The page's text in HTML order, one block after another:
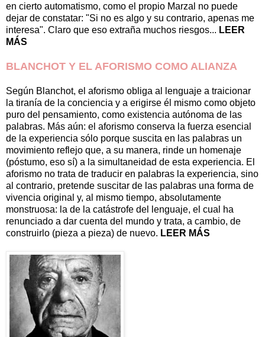
en cierto automatismo, como el propio Marzal no puede
dejar de constatar: "Si no es algo y su contrario, apenas me
interesa". Claro que eso extraña muchos riesgos... LEER
MÁS
BLANCHOT Y EL AFORISMO COMO ALIANZA
Según Blanchot, el aforismo obliga al lenguaje a traicionar
la tiranía de la conciencia y a erigirse él mismo como objeto
puro del pensamiento, como existencia autónoma de las
palabras. Más aún: el aforismo conserva la fuerza esencial
de la experiencia sólo porque suscita en las palabras un
movimiento reflejo que, a su manera, rinde un homenaje
(póstumo, eso sí) a la simultaneidad de esta experiencia. El
aforismo no trata de traducir en palabras la experiencia, sino
al contrario, pretende suscitar de las palabras una forma de
vivencia original y, al mismo tiempo, absolutamente
monstruosa: la de la catástrofe del lenguaje, el cual ha
renunciado a dar cuenta del mundo y trata, a cambio, de
construirlo (pieza a pieza) de nuevo. LEER MÁS